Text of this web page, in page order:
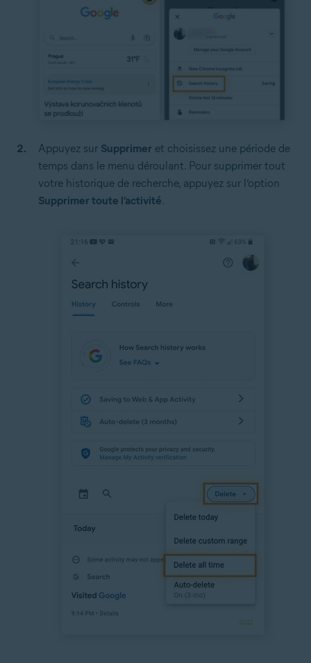
Appuyez sur Supprimer et choisissez une période de
temps dans le menu déroulant. Pour supprimer tout
votre historique de recherche, appuyez sur l’option
Supprimer toute l’activité.